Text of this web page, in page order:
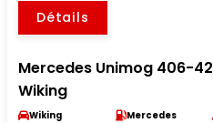
Détails
Mercedes Unimog 406-
Wiking
Wiking Mercedes